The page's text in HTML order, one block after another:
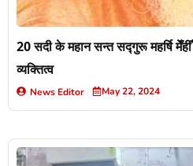
20 सदी के महान सन्त सद्गुरू महर्षि
व्यक्तित्व
News Editor May 22, 2024